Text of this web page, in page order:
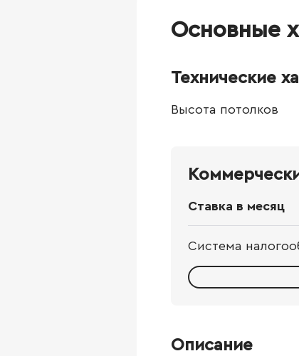
Основные
Технические
Высота потолков
Ставка в месяц
Система
Описание